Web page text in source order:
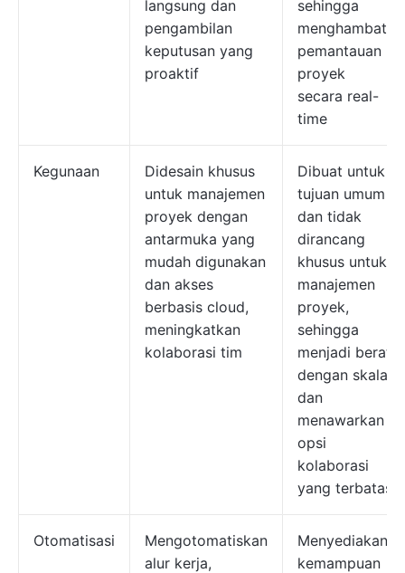
langsung dan
pengambilan
keputusan yang
proaktif
sehingga
menghambat
pemantauan
proyek
secara real-
time
Kegunaan
Didesain khusus
untuk manajemen
proyek dengan
antarmuka yang
mudah digunakan
dan akses
berbasis cloud,
meningkatkan
kolaborasi tim
Dibuat untuk
tujuan umum
dan tidak
dirancang
khusus untuk
manajemen
proyek,
sehingga
menjadi berat
dengan skala
dan
menawarkan
opsi
kolaborasi
yang terbatas
Otomatisasi
Mengotomatiskan
alur kerja,
Menyediakan
kemampuan